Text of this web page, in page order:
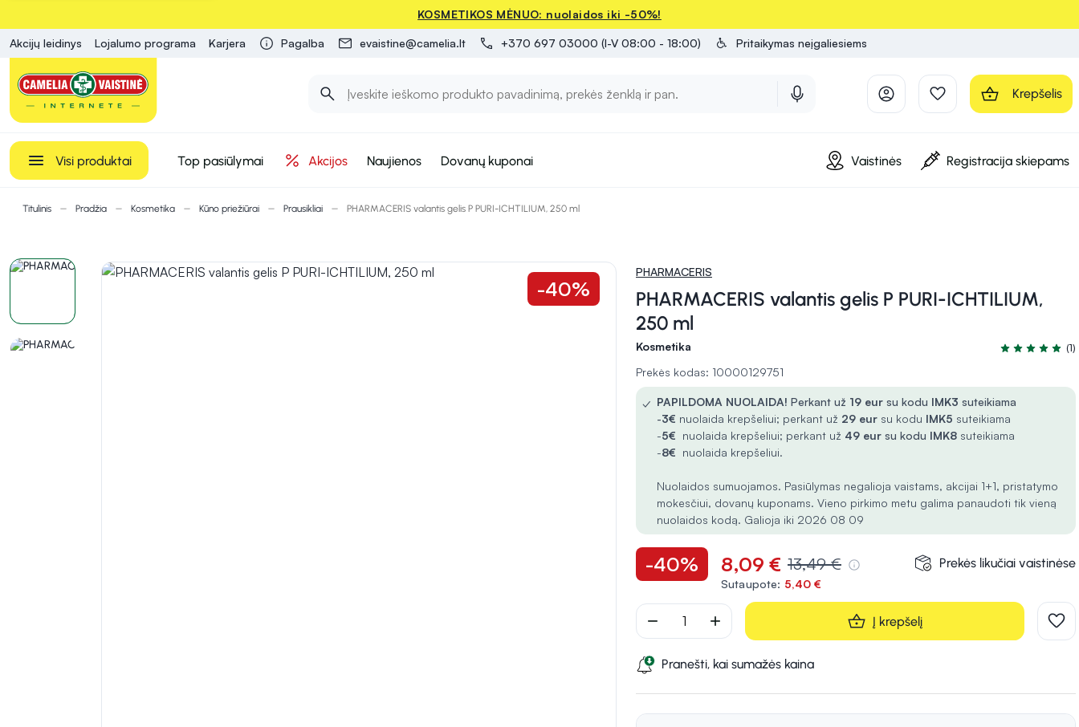
KOSMETIKOS MĖNUO: nuolaidos iki -50%!
Akcijų leidinys Lojalumo programa Karjera Pagalba evaistine@camelia.lt +370 697 03000 (I-V 08:00 - 18:00) Pritaikymas neįgaliesiems
Krepšelis
Visi produktai Top pasiūlymai Akcijos Naujienos Dovanų kuponai Vaistinės Registracija skiepams
Titulinis Pradžia Kosmetika Kūno priežiūrai Prausikliai PHARMACERIS valantis gelis P PURI-ICHTILIUM, 250 ml
-40%
PHARMACERIS
PHARMACERIS valantis gelis P PURI-ICHTILIUM,
250 ml
Kosmetika
Įvertinimas
(1)
Prekės kodas: 10000129751
✓ PAPILDOMA NUOLAIDA! Perkant už 19 eur su kodu IMK3 suteikiama
-3€ nuolaida krepšeliui; perkant už 29 eur su kodu IMK5 suteikiama
-5€ nuolaida krepšeliui; perkant už 49 eur su kodu IMK8 suteikiama
-8€ nuolaida krepšeliui.
Nuolaidos sumuojamos. Pasiūlymas negalioja vaistams, akcijai 1+1, pristatymo
mokesčiui, dovanų kuponams. Vieno pirkimo metu galima panaudoti tik vieną
nuolaidos kodą. Galioja iki 2026 08 09
-40% 8,09 € 13,49 €
Sutaupote: 5,40 €
Prekės likučiai vaistinėse
remove add Į krepšelį
Pranešti, kai sumažės kaina